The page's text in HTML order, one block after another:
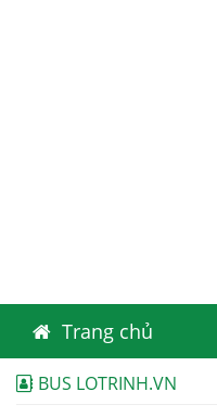
Trang chủ
BUS LOTRINH.VN